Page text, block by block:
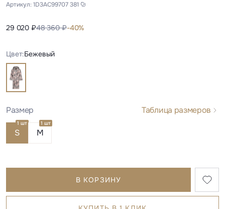
Артикул: 1D3AC99707 381
29 020 ₽48 360 ₽-40%
Цвет:Бежевый
Размер Таблица размеров
S
1 шт
M
1 шт
В КОРЗИНУ